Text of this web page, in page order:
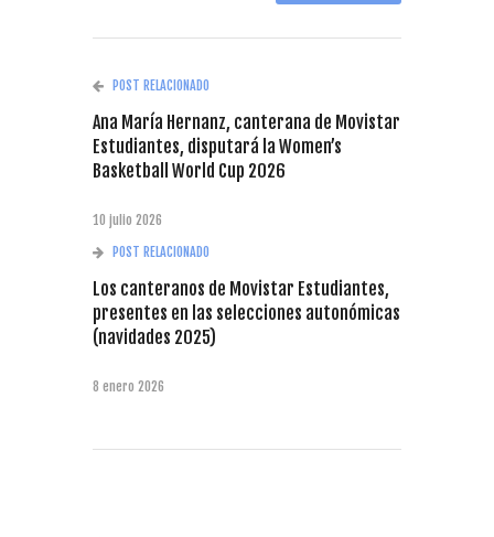
POST RELACIONADO
Ana María Hernanz, canterana de Movistar
Estudiantes, disputará la Women’s
Basketball World Cup 2026
10 julio 2026
POST RELACIONADO
Los canteranos de Movistar Estudiantes,
presentes en las selecciones autonómicas
(navidades 2025)
8 enero 2026